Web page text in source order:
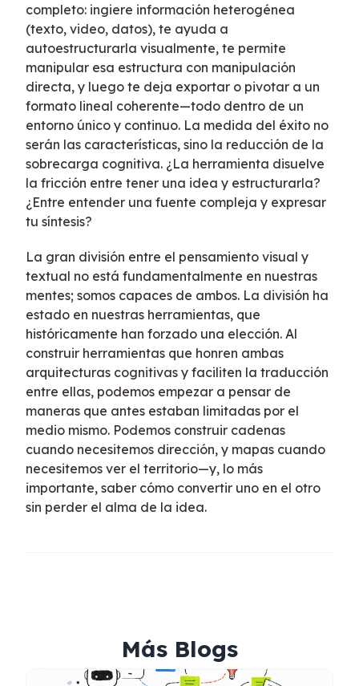
completo: ingiere información heterogénea
(texto, video, datos), te ayuda a
autoestructurarla visualmente, te permite
manipular esa estructura con manipulación
directa, y luego te deja exportar o pivotar a un
formato lineal coherente—todo dentro de un
entorno único y continuo. La medida del éxito no
serán las características, sino la reducción de la
sobrecarga cognitiva. ¿La herramienta disuelve
la fricción entre tener una idea y estructurarla?
¿Entre entender una fuente compleja y expresar
tu síntesis?
La gran división entre el pensamiento visual y
textual no está fundamentalmente en nuestras
mentes; somos capaces de ambos. La división ha
estado en nuestras herramientas, que
históricamente han forzado una elección. Al
construir herramientas que honren ambas
arquitecturas cognitivas y faciliten la traducción
entre ellas, podemos empezar a pensar de
maneras que antes estaban limitadas por el
medio mismo. Podemos construir cadenas
cuando necesitemos dirección, y mapas cuando
necesitemos ver el territorio—y, lo más
importante, saber cómo convertir uno en el otro
sin perder el alma de la idea.
Más Blogs